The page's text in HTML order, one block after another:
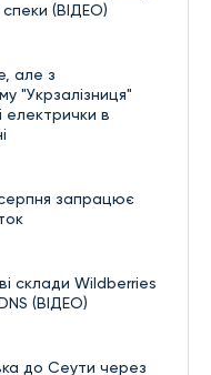
(ВІДЕО)
але з
"Укрзалізниця"
електрички в
запрацює
склади Wildberries
(ВІДЕО)
до Сеути через